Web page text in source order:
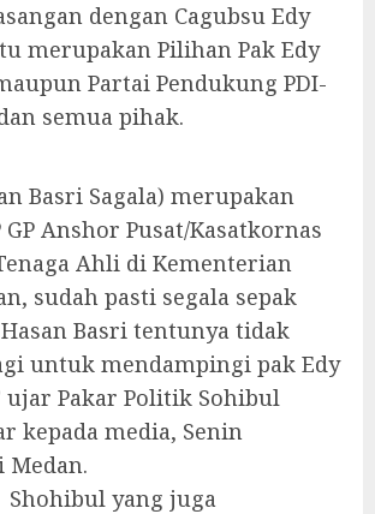
dengan Cagubsu Edy
merupakan Pilihan Pak Edy
Partai Pendukung PDI-
semua pihak.
Basri Sagala) merupakan
Anshor Pusat/Kasatkornas
Ahli di Kementerian
sudah pasti segala sepak
Basri tentunya tidak
untuk mendampingi pak Edy
ujar Pakar Politik Sohibul
kepada media, Senin
Medan.
yang juga